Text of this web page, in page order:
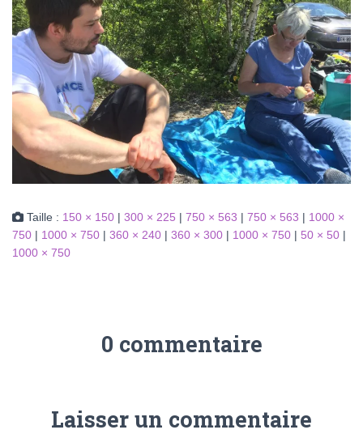
Taille : 150 × 150 | 300 × 225 | 750 × 563 | 750 × 563 | 1000 ×
750 | 1000 × 750 | 360 × 240 | 360 × 300 | 1000 × 750 | 50 × 50 |
1000 × 750
0 commentaire
Laisser un commentaire